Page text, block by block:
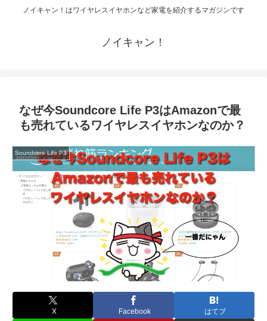
ノイキャン！はワイヤレスイヤホンなど家電を紹介するマガジンです
ノイキャン！
なぜ今Soundcore Life P3はAmazonで最
も売れているワイヤレスイヤホンなのか？
Soundcore Life P3
X Facebook はてブ